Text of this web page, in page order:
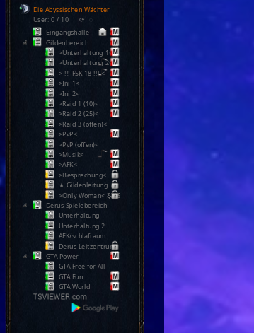
Die Abyssischen Wächter
User: 0 / 10 ⟳
Eingangshalle
Gildenbereich
>Unterhaltung 1<
>Unterhaltung 2<
> !!! FSK 18 !!! <
>Ini 1<
>Ini 2<
>Raid 1 (10)<
>Raid 2 (25)<
>Raid 3 (offen)<
>PvP<
>PvP (offen)<
>Musik<
>AFK<
>Besprechung<
★ Gildenleitung ★
>Only Woman< Ƹ̵̡Ӝ̵̨̄Ʒ
Derus Spielebereich
Unterhaltung
Unterhaltung 2
AFK/schlafraum
Derus Leitzentrum
GTA Power
GTA Free for All
GTA Fun
GTA World